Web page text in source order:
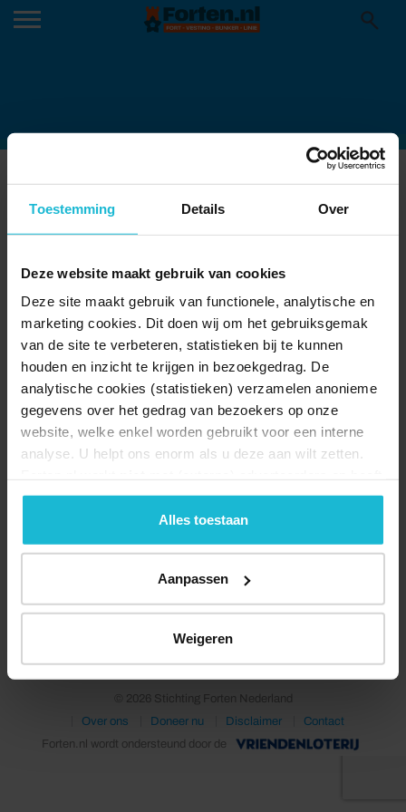
Toestemming Details Over
Deze website maakt gebruik van cookies
Deze site maakt gebruik van functionele, analytische en
marketing cookies. Dit doen wij om het gebruiksgemak
van de site te verbeteren, statistieken bij te kunnen
houden en inzicht te krijgen in bezoekgedrag. De
analytische cookies (statistieken) verzamelen anonieme
gegevens over het gedrag van bezoekers op onze
website, welke enkel worden gebruikt voor een interne
analyse. U helpt ons enorm als u deze aan wilt zetten.
geen commerciële doelstelling. U kunt deze cookies via
de knoppen accepteren, beheren of weigeren.
Alles toestaan
Aanpassen
Weigeren
C475FBBE0A7B_THUMB728
© 2026 Stichting Forten Nederland
Over ons
Doneer nu Disclaimer
Contact
Forten.nl wordt ondersteund door de